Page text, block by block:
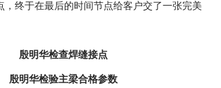
，终于在最后的时间节点给客户交了一张完美
殷明华检查焊缝接点
殷明华检验主梁合格参数